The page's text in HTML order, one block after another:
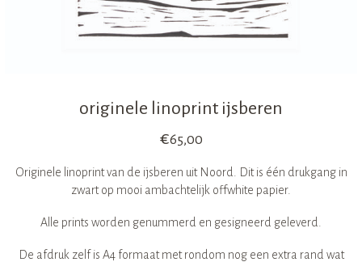
originele linoprint ijsberen
€65,00
Originele linoprint van de ijsberen uit Noord. Dit is één drukgang in
zwart op mooi ambachtelijk offwhite papier.
Alle prints worden genummerd en gesigneerd geleverd.
De afdruk zelf is A4 formaat met rondom nog een extra rand wat